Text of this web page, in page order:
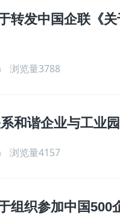
转发中国企联《
浏览量3788
和谐企业与工业
浏览量4157
组织参加中国500